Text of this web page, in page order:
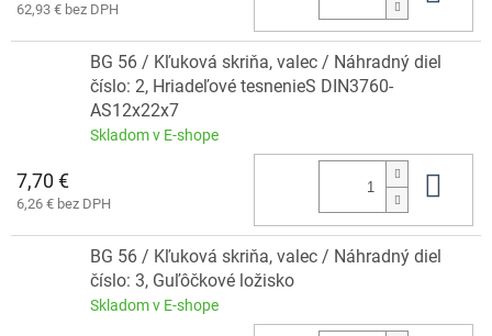
62,93 € bez DPH
BG 56 / Kľuková skriňa, valec / Náhradný diel
číslo: 2, Hriadeľové tesnenieS DIN3760-
AS12x22x7
Skladom v E-shope
7,70 €
6,26 € bez DPH
BG 56 / Kľuková skriňa, valec / Náhradný diel
číslo: 3, Guľôčkové ložisko
Skladom v E-shope